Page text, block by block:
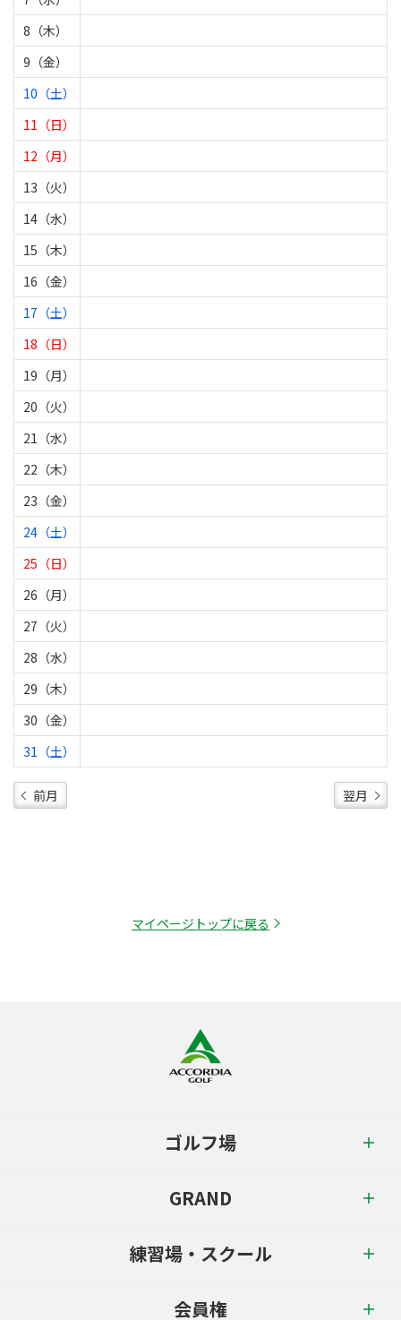
8（木）
9（金）
10（土）
11（日）
12（月）
13（火）
14（水）
15（木）
16（金）
17（土）
18（日）
19（月）
20（火）
21（水）
22（木）
23（金）
24（土）
25（日）
26（月）
27（火）
28（水）
29（木）
30（金）
31（土）
前月 翌月
マイページトップに戻る
ゴルフ場
GRAND
練習場・スクール
会員権